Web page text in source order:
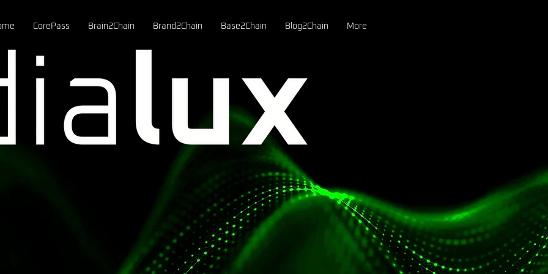
CorePass Brain2Chain Brand2Chain Base2Chain Blog2Chain More